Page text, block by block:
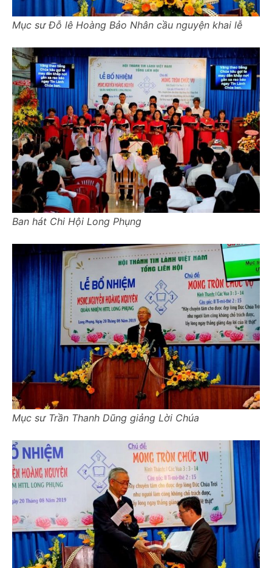
Mục sư Đỗ lê Hoàng Bảo Nhân cầu nguyện khai lễ
Ban hát Chi Hội Long Phụng
Mục sư Trần Thanh Dũng giảng Lời Chúa